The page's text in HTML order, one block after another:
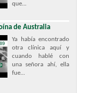
que...
de Australia
Ya había encontrado
otra clínica aquí y
cuando hablé con
una señora ahí, ella
fue...